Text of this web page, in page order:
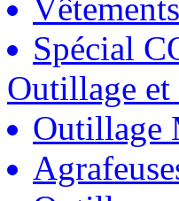
Spécial
Outillage et
Outillage